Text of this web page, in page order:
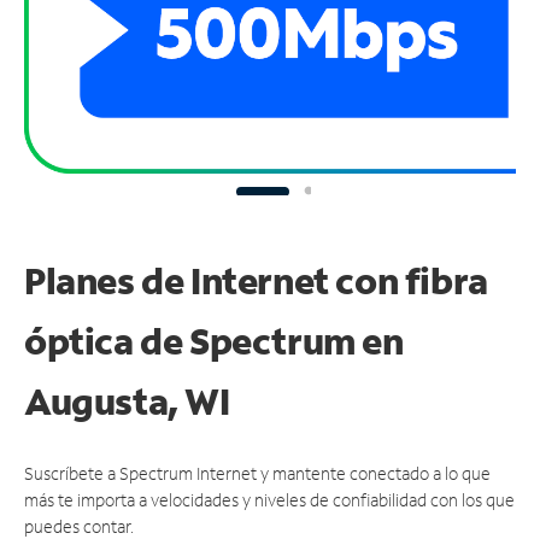
Planes de Internet con fibra
óptica de Spectrum en
Augusta, WI
Suscríbete a Spectrum Internet y mantente conectado a lo que
más te importa a velocidades y niveles de confiabilidad con los que
puedes contar.